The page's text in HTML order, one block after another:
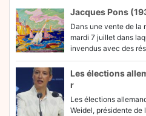
Jacques Pons
Dans une vente de la
mardi 7 juillet dans
invendus avec des
Les élections
r
Les élections
Weidel, présidente de